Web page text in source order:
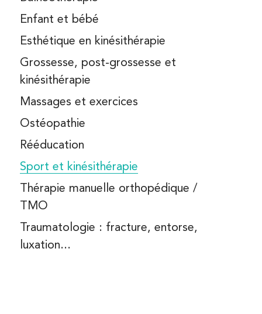
BRAS
DU POIGNET, DE LA MAIN ET DES
MALADIES EN RHUMATOLOGIE
OSTÉOPATHIE ADULTE
ORTHOPÉDIQUE
Enfant et bébé
Esthétique en kinésithérapie
Grossesse, post-grossesse et
kinésithérapie
Massages et exercices
Ostéopathie
Rééducation
Sport et kinésithérapie
Thérapie manuelle orthopédique /
TMO
Traumatologie : fracture, entorse,
luxation...